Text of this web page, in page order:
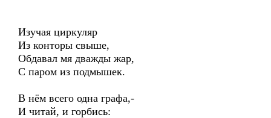
Изучая циркуляр
Из конторы свыше,
Обдавал мя дважды жар,
С паром из подмышек.
В нём всего одна графа,-
И читай, и горбись: